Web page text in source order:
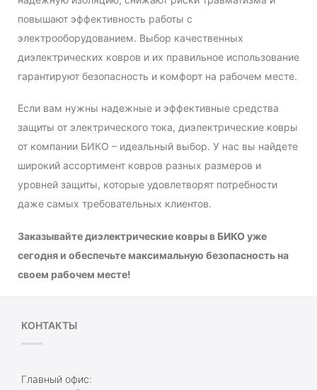
повышают эффективность работы с
электрооборудованием. Выбор качественных
диэлектрических ковров и их правильное использование
гарантируют безопасность и комфорт на рабочем месте.
Если вам нужны надежные и эффективные средства
защиты от электрического тока, диэлектрические ковры
от компании БИКО – идеальный выбор. У нас вы найдете
широкий ассортимент ковров разных размеров и
уровней защиты, которые удовлетворят потребности
даже самых требовательных клиентов.
Заказывайте диэлектрические ковры в БИКО уже
сегодня и обеспечьте максимальную безопасность на
своем рабочем месте!
КОНТАКТЫ
Главный офис: